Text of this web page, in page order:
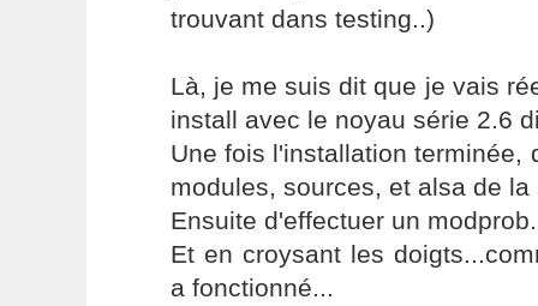
trouvant dans testing..)
Là, je me suis dit que je vais
install avec le noyau série 2.6
Une fois l'installation terminée,
modules, sources, et alsa de la
Ensuite d'effectuer un
Et en croysant les
a fonctionné...